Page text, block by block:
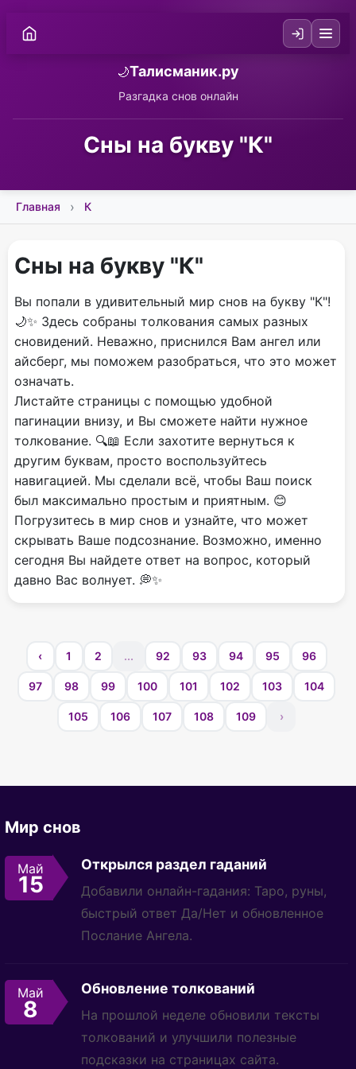
🌙Талисманик.ру
Разгадка снов онлайн
Сны на букву "К"
Главная К
Сны на букву "К"
Вы попали в удивительный мир снов на букву "К"!
🌙✨ Здесь собраны толкования самых разных
сновидений. Неважно, приснился Вам ангел или
айсберг, мы поможем разобраться, что это может
означать.
Листайте страницы с помощью удобной
пагинации внизу, и Вы сможете найти нужное
толкование. 🔍📖 Если захотите вернуться к
другим буквам, просто воспользуйтесь
навигацией. Мы сделали всё, чтобы Ваш поиск
был максимально простым и приятным. 😊
Погрузитесь в мир снов и узнайте, что может
скрывать Ваше подсознание. Возможно, именно
сегодня Вы найдете ответ на вопрос, который
давно Вас волнует. 💭✨
‹ 1 2 ... 92 93 94 95 96
97 98 99 100 101 102 103 104
105 106 107 108 109 ›
Мир снов
Май
15
Открылся раздел гаданий
Добавили онлайн-гадания: Таро, руны,
быстрый ответ Да/Нет и обновленное
Послание Ангела.
Май
8
Обновление толкований
На прошлой неделе обновили тексты
толкований и улучшили полезные
подсказки на страницах сайта.